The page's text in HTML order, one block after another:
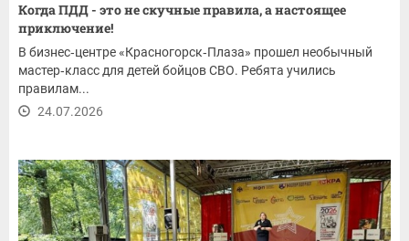
Когда ПДД - это не скучные правила, а настоящее
приключение!
В бизнес‑центре «Красногорск‑Плаза» прошел необычный
мастер‑класс для детей бойцов СВО. Ребята учились
правилам...
24.07.2026